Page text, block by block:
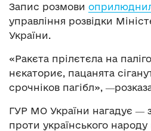
Запис розмови
управління розвідки
України.
«Ракєта прілєтєла на
нєкаториє, пацанята
срочніков пагібл»,
ГУР МО України нагадує ―
проти українського